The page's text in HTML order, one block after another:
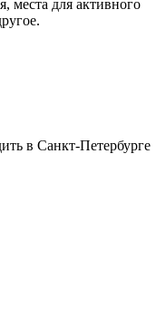
места для активного
в Санкт-Петербурге